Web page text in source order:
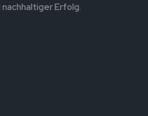
Erfolg.